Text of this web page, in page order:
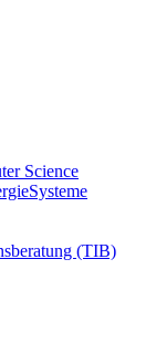
Science
(TIB)